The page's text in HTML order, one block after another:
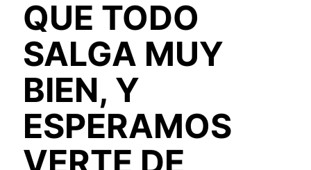
QUE TODO
SALGA MUY
BIEN, Y
ESPERAMOS